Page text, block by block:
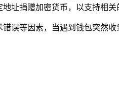
址捐赠加密货币，以支持相关
误等因素，当遇到钱包突然